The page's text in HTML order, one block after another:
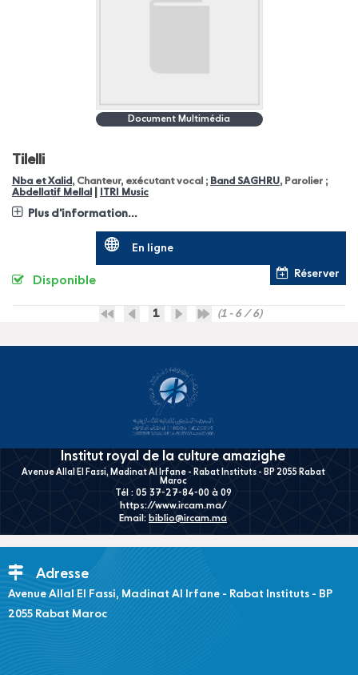
Document Multimédia
Tilelli
Nba et Xalid , Chanteur, exécutant vocal ; Band SAGHRU, Parolier ;
Abdellatif Mellal
ITRI Music
Plus d'information...
En ligne
Réserver
Disponible
1 (1 - 6 / 6)
Institut royal de la culture amazighe
Avenue Allal El Fassi, Madinat Al Irfane - Rabat Instituts - BP 2055 Rabat
Maroc
Tél : 05 37-27-84-00 à 09
https://www.ircam.ma/
Email: biblio@ircam.ma
Adresse
Avenue Allal El Fassi, Madinat Al Irfane - Rabat Instituts - BP
2055 Rabat Maroc